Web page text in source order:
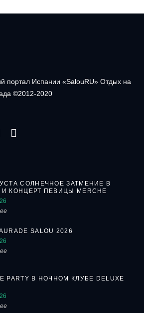
портал Испании «SalouRU» Отдых на
©2012-2020
СОЛНЕЧНОЕ ЗАТМЕНИЕ В
КОНЦЕРТ ПЕВИЦЫ MERCHE
SALOU 2026
PARTY В НОЧНОМ КЛУБЕ DELUXE